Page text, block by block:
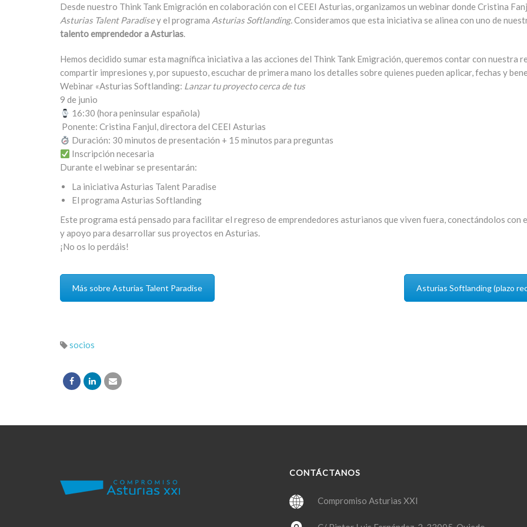
Desde nuestro Think Tank Emigración en colaboración con el CEEI Asturias, organizamos un webinar donde Cristina
Asturias Talent Paradisey el programa Asturias Softlanding.Consideramos que esta iniciativa se alinea con uno de
talento emprendedor a Asturias.
Hemos decidido sumar esta magnífica iniciativa a las acciones del Think Tank Emigración, queremos contar con nuestra
compartir impresiones y, por supuesto, escuchar de primera mano los detalles sobre quienes pueden aplicar, fechas y
Webinar «Asturias Softlanding: Lanzar tu proyecto cerca de tus
9 de junio
16:30 (hora peninsular española)
️ Ponente: Cristina Fanjul, directora del CEEI Asturias
Duración: 30 minutos de presentación + 15 minutos para preguntas
Inscripción necesaria
Durante el webinar se presentarán:
La iniciativa Asturias Talent Paradise
El programa Asturias Softlanding
Este programa está pensado para facilitar el regreso de emprendedores asturianos que viven fuera,conectándolos con
y apoyo para desarrollar sus proyectos en Asturias.
¡No os lo perdáis!
Más sobre Asturias Talent Paradise Asturias Softlanding (plazo
socios
CONTÁCTANOS
Compromiso Asturias XXI